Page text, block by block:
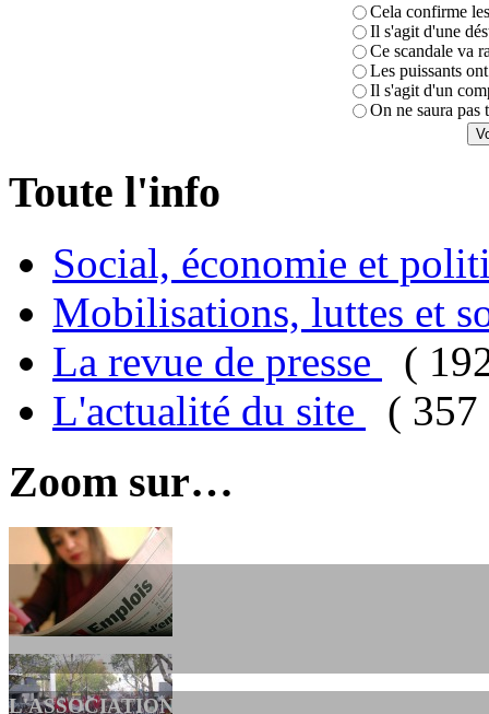
Cela confirme
Il s'agit d'une
Ce scandale va
Les puissants
Il s'agit d'un
On ne saura pas
Toute l'info
Social, économie et
Mobilisations, luttes et
La revue de presse
(
L'actualité du site
( 357
Zoom sur…
L'ASSOCIATION